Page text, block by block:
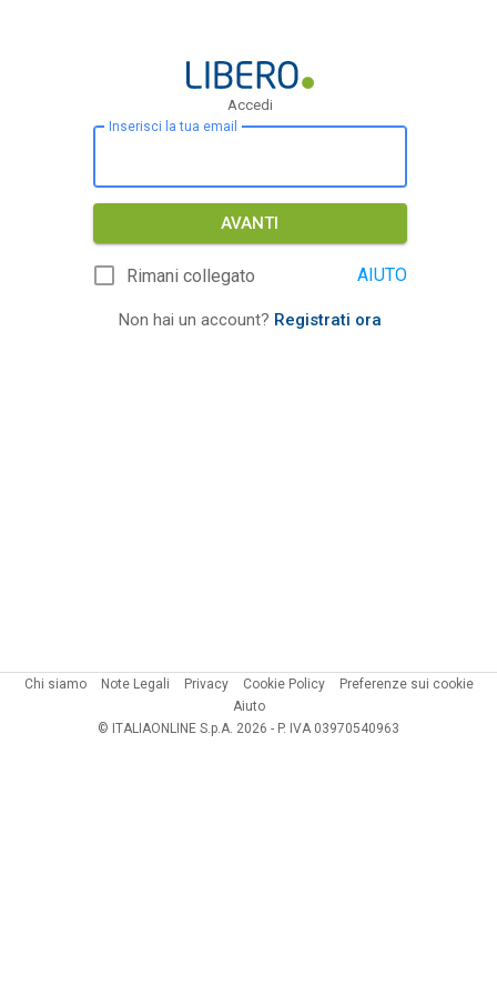
Accedi
Inserisci la tua email
AVANTI
Rimani collegato AIUTO
Non hai un account? Registrati ora
Chi siamo Note Legali Privacy Cookie Policy
Preferenze sui cookie
Aiuto
© ITALIAONLINE S.p.A. 2026 - P. IVA 03970540963